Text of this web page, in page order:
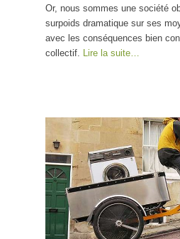
Or, nous sommes une société
surpoids dramatique sur ses
avec les conséquences bien
collectif. Lire la suite…